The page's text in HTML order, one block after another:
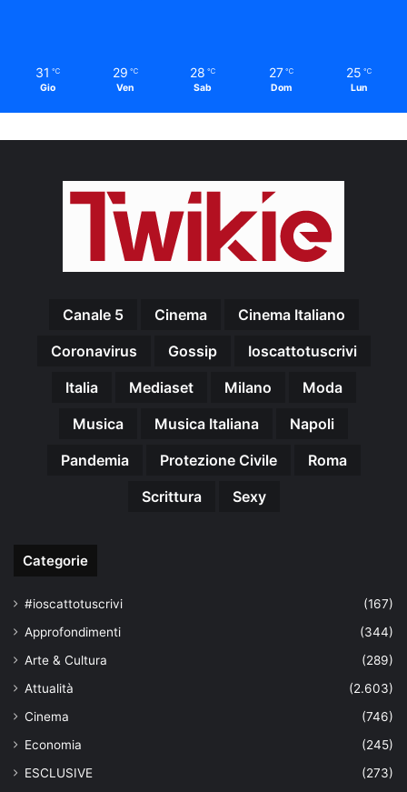
31 ℃
Gio
29 ℃
Ven
28 ℃
Sab
27 ℃
Dom
25 ℃
Lun
Canale 5 Cinema
Cinema Italiano
Coronavirus
Gossip
Ioscattotuscrivi
Italia
Mediaset Milano
Moda
Musica
Musica Italiana
Napoli
Pandemia
Protezione Civile
Roma
Scrittura
Sexy
Categorie
#ioscattotuscrivi
(167)
Approfondimenti
(344)
Arte & Cultura
(289)
Attualità
(2.603)
Cinema
(746)
Economia
(245)
ESCLUSIVE
(273)